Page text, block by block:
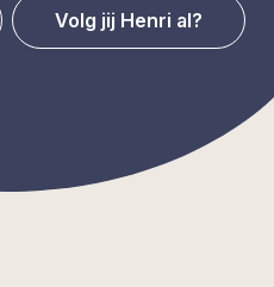
Volg jij Henri al?